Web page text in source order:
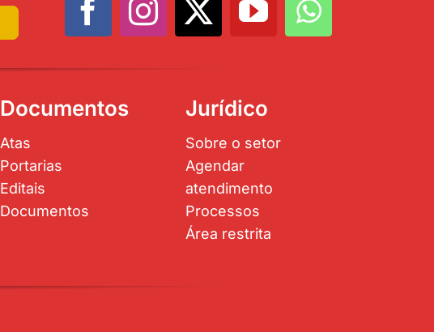
Documentos
Atas
Portarias
Editais
Documentos
Jurídico
Sobre o setor
Agendar
atendimento
Processos
Área restrita